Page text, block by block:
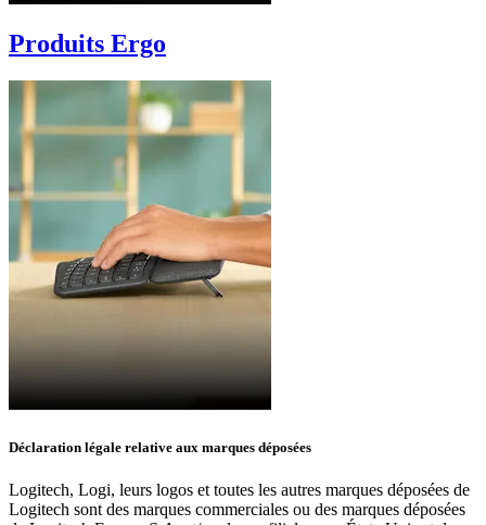
Produits Ergo
Déclaration légale relative aux marques déposées
Logitech, Logi, leurs logos et toutes les autres marques déposées de
Logitech sont des marques commerciales ou des marques déposées